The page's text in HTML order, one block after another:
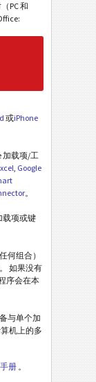
PC 和
或iPhone
加载项/工
, Google
。
载项或键
何组合）
如果没有
序会在本
与单个加
机上的多
册。